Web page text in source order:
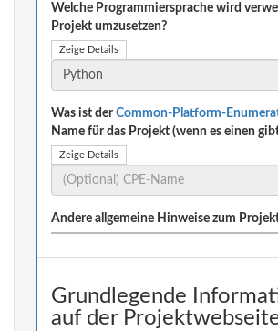
Welche Programmiersprache wird
Projekt umzusetzen?
Zeige Details
Was ist derCommon-Platform-
Name für das Projekt (wenn es einen
Zeige Details
Andere allgemeine Hinweise zum
Grundlegende
auf der